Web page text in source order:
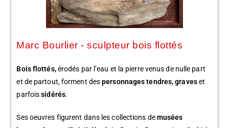
Marc Bourlier - sculpteur bois flottés
Bois flottés,érodés par l’eau et la pierre venus de nulle part
et de partout, forment despersonnages tendres, graveset
parfoissidérés.
Ses oeuvres figurent dans les collections demusées